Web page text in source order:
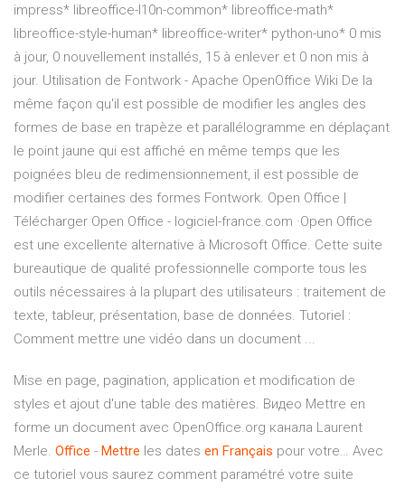
impress* libreoffice-l10n-common* libreoffice-math*
libreoffice-style-human* libreoffice-writer* python-uno* 0 mis
à jour, 0 nouvellement installés, 15 à enlever et 0 non mis à
jour. Utilisation de Fontwork - Apache OpenOffice Wiki De la
même façon qu'il est possible de modifier les angles des
formes de base en trapèze et parallélogramme en déplaçant
le point jaune qui est affiché en même temps que les
poignées bleu de redimensionnement, il est possible de
modifier certaines des formes Fontwork. Open Office |
Télécharger Open Office - logiciel-france.com ·Open Office
est une excellente alternative à Microsoft Office. Cette suite
bureautique de qualité professionnelle comporte tous les
outils nécessaires à la plupart des utilisateurs : traitement de
texte, tableur, présentation, base de données. Tutoriel :
Comment mettre une vidéo dans un document ...
Mise en page, pagination, application et modification de
styles et ajout d'une table des matières. Видео Mettre en
forme un document avec OpenOffice.org канала Laurent
Merle. Office - Mettre les dates en Français pour votre… Avec
ce tutoriel vous saurez comment paramétré votre suite